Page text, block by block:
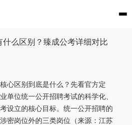
么区别？臻成公考详细对比
心区别到底是什么？先看官方定
单位统一公开招聘考试的科学化、
设立的核心目标。统一公开招聘的
密岗位外的三类岗位（来源：江苏